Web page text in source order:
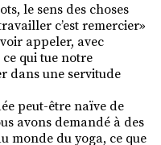
le sens des choses
c’est remercier»
appeler, avec
qui tue notre
dans une servitude
peut-être naïve de
avons demandé à des
monde du yoga, ce que